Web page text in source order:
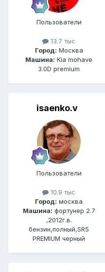
Пользователи
13.7 тыс
Город: Москва
Машина: Kia mohave
3.0D premium
isaenko.v
Пользователи
10.9 тыс
Город: москва
Машина: фортунер 2.7
,2012г.в.
бензин,полный,SR5
PREMIUM черный